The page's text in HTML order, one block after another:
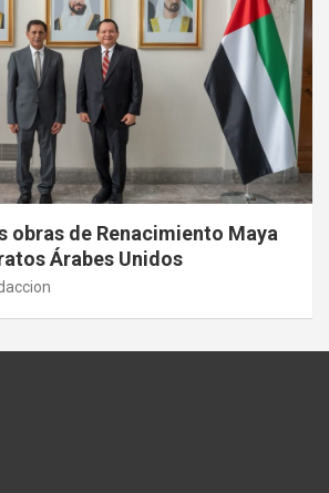
obras de Renacimiento Maya
Árabes Unidos